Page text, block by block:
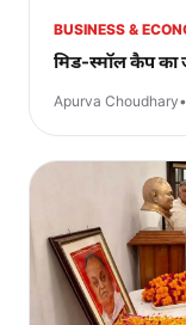
BUSINESS &
मिड-स्मॉल कैप का
Apurva Choudhary•